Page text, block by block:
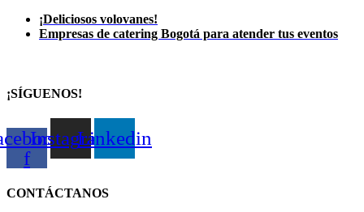
¡Deliciosos volovanes!
Empresas de catering Bogotá para atender tus eventos
¡SÍGUENOS!
f
InstagramLinkedin
CONTÁCTANOS